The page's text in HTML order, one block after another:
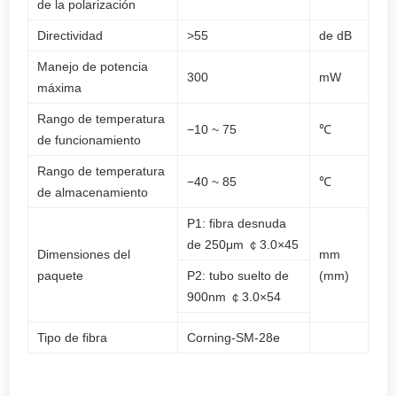
de la polarización
Directividad >55 de dB
Manejo de potencia
máxima
300 mW
Rango de temperatura
de funcionamiento
−10 ~ 75 ℃
Rango de temperatura
de almacenamiento
−40 ~ 85 ℃
Dimensiones del
paquete
P1: fibra desnuda
de 250μm ￠3.0×45
mm
(mm)
P2: tubo suelto de
900nm ￠3.0×54
Tipo de fibra Corning-SM-28e